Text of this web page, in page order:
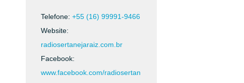
Telefone: +55 (16) 99991-9466
Website:
radiosertanejaraiz.com.br
Facebook:
www.facebook.com/radiosertan